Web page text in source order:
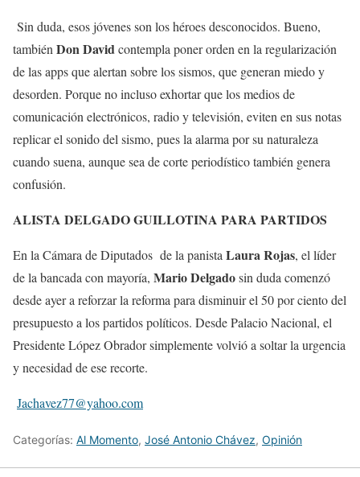
Sin duda, esos jóvenes son los héroes desconocidos. Bueno,
también Don Davidcontempla poner orden en la regularización
de las apps que alertan sobre los sismos, que generan miedo y
desorden. Porque no incluso exhortar que los medios de
comunicación electrónicos, radio y televisión, eviten en sus notas
replicar el sonido del sismo, pues la alarma por su naturaleza
cuando suena, aunque sea de corte periodístico también genera
confusión.
ALISTA DELGADO GUILLOTINA PARA PARTIDOS
En la Cámara de Diputados de la panista Laura Rojas, el líder
de la bancada con mayoría, Mario Delgadosin duda comenzó
desde ayer a reforzar la reforma para disminuir el 50 por ciento del
presupuesto a los partidos políticos. Desde Palacio Nacional, el
Presidente López Obrador simplemente volvió a soltar la urgencia
y necesidad de ese recorte.
Jachavez77@yahoo.com
Categorías: Al Momento, José Antonio Chávez, Opinión